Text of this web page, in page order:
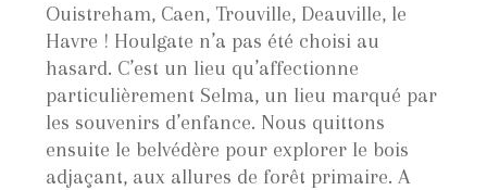
Ouistreham, Caen, Trouville, Deauville, le
Havre ! Houlgate n’a pas été choisi au
hasard. C’est un lieu qu’affectionne
particulièrement Selma, un lieu marqué par
les souvenirs d’enfance. Nous quittons
ensuite le belvédère pour explorer le bois
adjaçant, aux allures de forêt primaire. A